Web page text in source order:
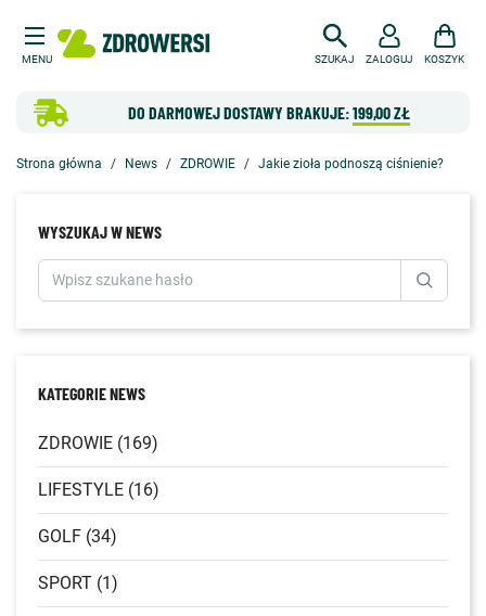
MENU SZUKAJ
DO DARMOWEJ DOSTAWY BRAKUJE:199,00 ZŁ
ZALOGUJ KOSZYK
Strona główna News ZDROWIE Jakie zioła podnoszą ciśnienie?
WYSZUKAJ W NEWS
KATEGORIE NEWS
ZDROWIE (169)
LIFESTYLE (16)
GOLF (34)
SPORT (1)